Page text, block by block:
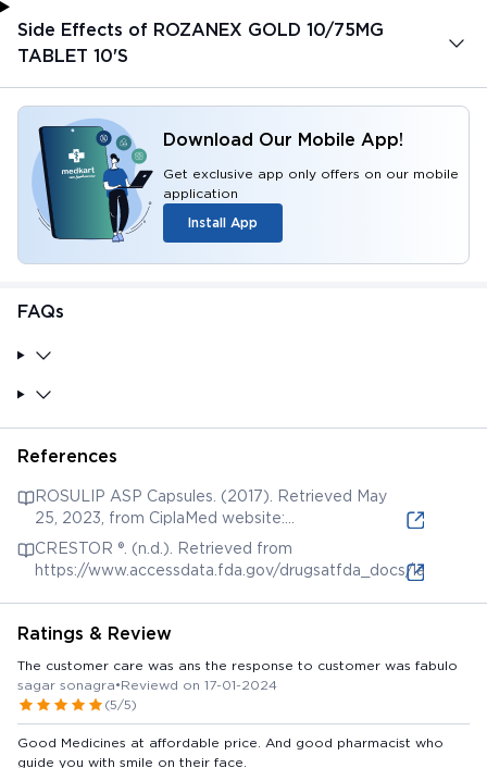
Side Effects of ROZANEX GOLD 10/75MG
TABLET 10'S
Download Our Mobile App!
Get exclusive app only offers on our mobile
application
Install App
FAQs
References
ROSULIP ASP Capsules. (2017). Retrieved May
25, 2023, from CiplaMed website:
https://ciplamed-library.com/content/rosulip-asp-
capsules
CRESTOR ®. (n.d.). Retrieved from
https://www.accessdata.fda.gov/drugsatfda_docs/label/
Ratings & Review
The customer care was ans the response to customer was fabulo
sagar sonagra•Reviewd on 17-01-2024
(5/5)
Good Medicines at affordable price. And good pharmacist who
guide you with smile on their face.